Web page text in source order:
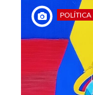
POLÍTICA